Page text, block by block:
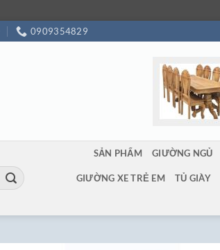
0909354829
SẢN PHẨM GIƯỜNG NGỦ
GIƯỜNG XE TRẺ EM TỦ GIÀY